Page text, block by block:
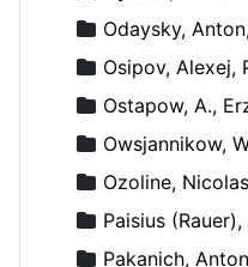
Odaysky,
Osipov, Alexej,
Ostapow, A.,
Owsjannikow,
Ozoline,
Paisius
Pakanich,